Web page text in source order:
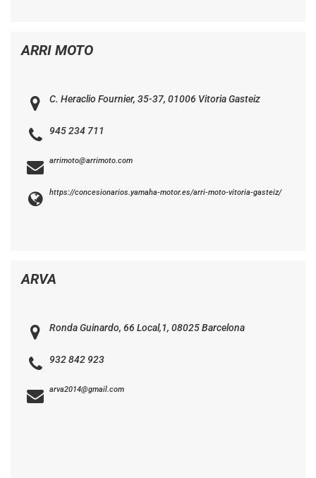
ARRI MOTO
C. Heraclio Fournier, 35-37, 01006 Vitoria Gasteiz
945 234 711
arrimoto@arrimoto.com
https://concesionarios.yamaha-motor.es/arri-moto-vitoria-gasteiz/
ARVA
Ronda Guinardo, 66 Local,1, 08025 Barcelona
932 842 923
arva2014@gmail.com